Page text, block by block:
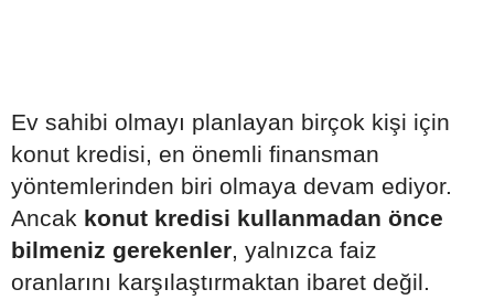
Ev sahibi olmayı planlayan birçok kişi için
konut kredisi, en önemli finansman
yöntemlerinden biri olmaya devam ediyor.
Ancak konut kredisi kullanmadan önce
bilmeniz gerekenler, yalnızca faiz
oranlarını karşılaştırmaktan ibaret değil.